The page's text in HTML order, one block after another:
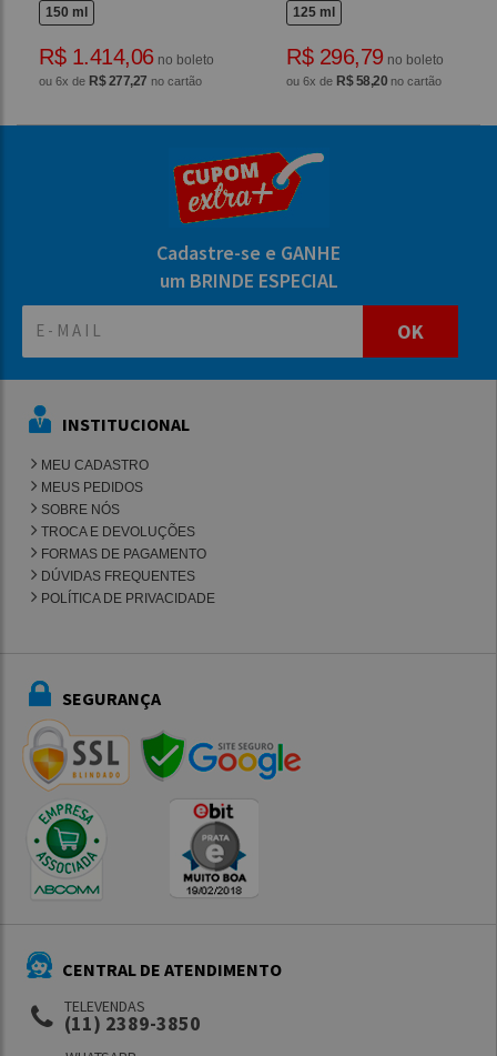
150 ml
R$ 1.414,06no boleto
ou 6x de R$ 277,27 no cartão
125 ml
R$ 296,79 no boleto
ou 6x de R$ 58,20 no cartão
Cadastre-se e GANHE
um BRINDE ESPECIAL
OK
INSTITUCIONAL
MEU CADASTRO
MEUS PEDIDOS
SOBRE NÓS
TROCA E DEVOLUÇÕES
FORMAS DE PAGAMENTO
DÚVIDAS FREQUENTES
POLÍTICA DE PRIVACIDADE
SEGURANÇA
CENTRAL DE ATENDIMENTO
TELEVENDAS
(11) 2389-3850